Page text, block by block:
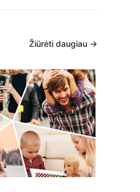
Žiūrėti daugiau →